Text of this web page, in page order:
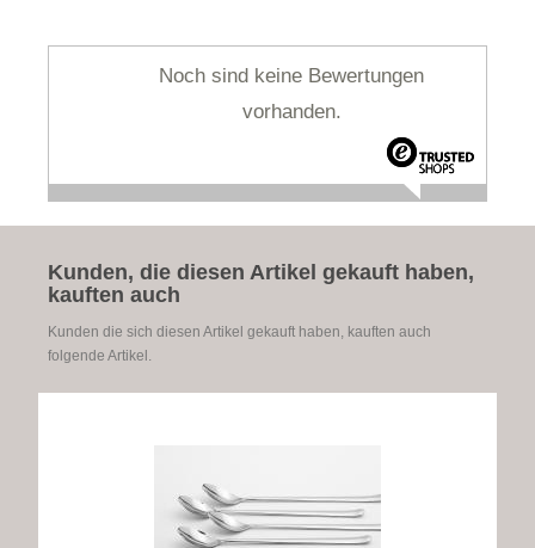
Noch sind keine Bewertungen
vorhanden.
Kunden, die diesen Artikel gekauft haben,
kauften auch
Kunden die sich diesen Artikel gekauft haben, kauften auch
folgende Artikel.